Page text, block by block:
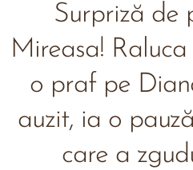
Surpriză de
Mireasa!
o praf pe
auzit, ia o
care a